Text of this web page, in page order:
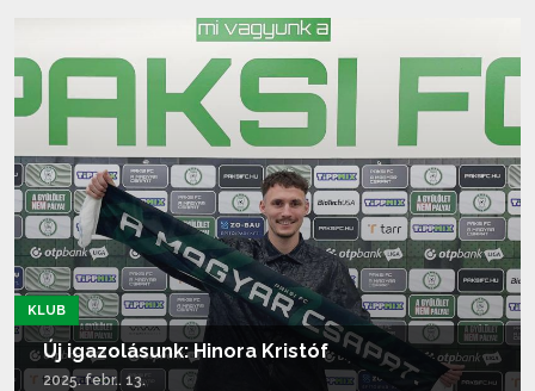
KLUB
Új igazolásunk: Hinora Kristóf
2025. febr.. 13.